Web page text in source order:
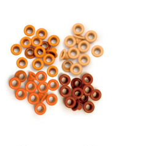
estándar
Naranja
cantidad